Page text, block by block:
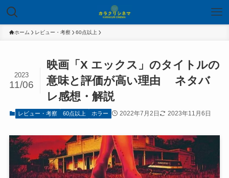
ホーム レビュー・考察 60点以上
映画「X エックス」のタイトルの
意味と評価が高い理由 ネタバ
レ感想・解説
2023
11/06
レビュー・考察 60点以上 ホラー 2022年7月2日 2023年11月6日